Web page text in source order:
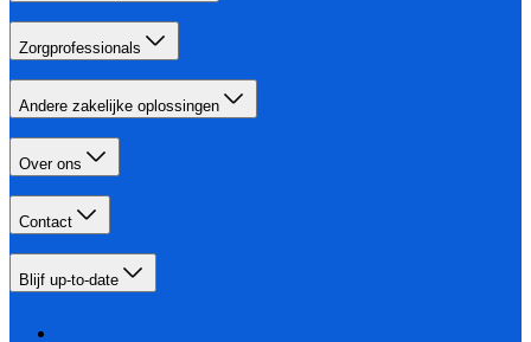
Zorgprofessionals
Andere zakelijke oplossingen
Over ons
Contact
Blijf up-to-date